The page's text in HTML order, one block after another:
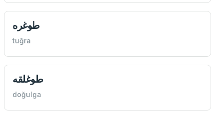
طوغره
tuğra
طوغلقه
doğulga